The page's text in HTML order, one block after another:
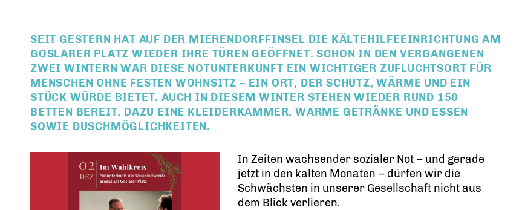
SEIT GESTERN HAT AUF DER MIERENDORFFINSEL DIE KÄLTEHILFEEINRICHTUNG AM
GOSLARER PLATZ WIEDER IHRE TÜREN GEÖFFNET. SCHON IN DEN VERGANGENEN
ZWEI WINTERN WAR DIESE NOTUNTERKUNFT EIN WICHTIGER ZUFLUCHTSORT FÜR
MENSCHEN OHNE FESTEN WOHNSITZ – EIN ORT, DER SCHUTZ, WÄRME UND EIN
STÜCK WÜRDE BIETET. AUCH IN DIESEM WINTER STEHEN WIEDER RUND 150
BETTEN BEREIT, DAZU EINE KLEIDERKAMMER, WARME GETRÄNKE UND ESSEN
SOWIE DUSCHMÖGLICHKEITEN.
In Zeiten wachsender sozialer Not – und gerade
jetzt in den kalten Monaten – dürfen wir die
Schwächsten in unserer Gesellschaft nicht aus
dem Blick verlieren.